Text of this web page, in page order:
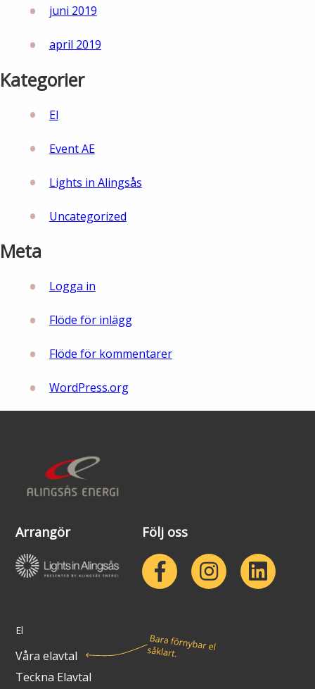
juni 2019
april 2019
Kategorier
El
Event AE
Lights in Alingsås
Uncategorized
Meta
Logga in
Flöde för inlägg
Flöde för kommentarer
WordPress.org
Arrangör Följ oss
El
Våra elavtal
Teckna Elavtal